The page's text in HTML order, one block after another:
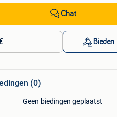
Chat
Bieden
(0)
Geen biedingen geplaatst